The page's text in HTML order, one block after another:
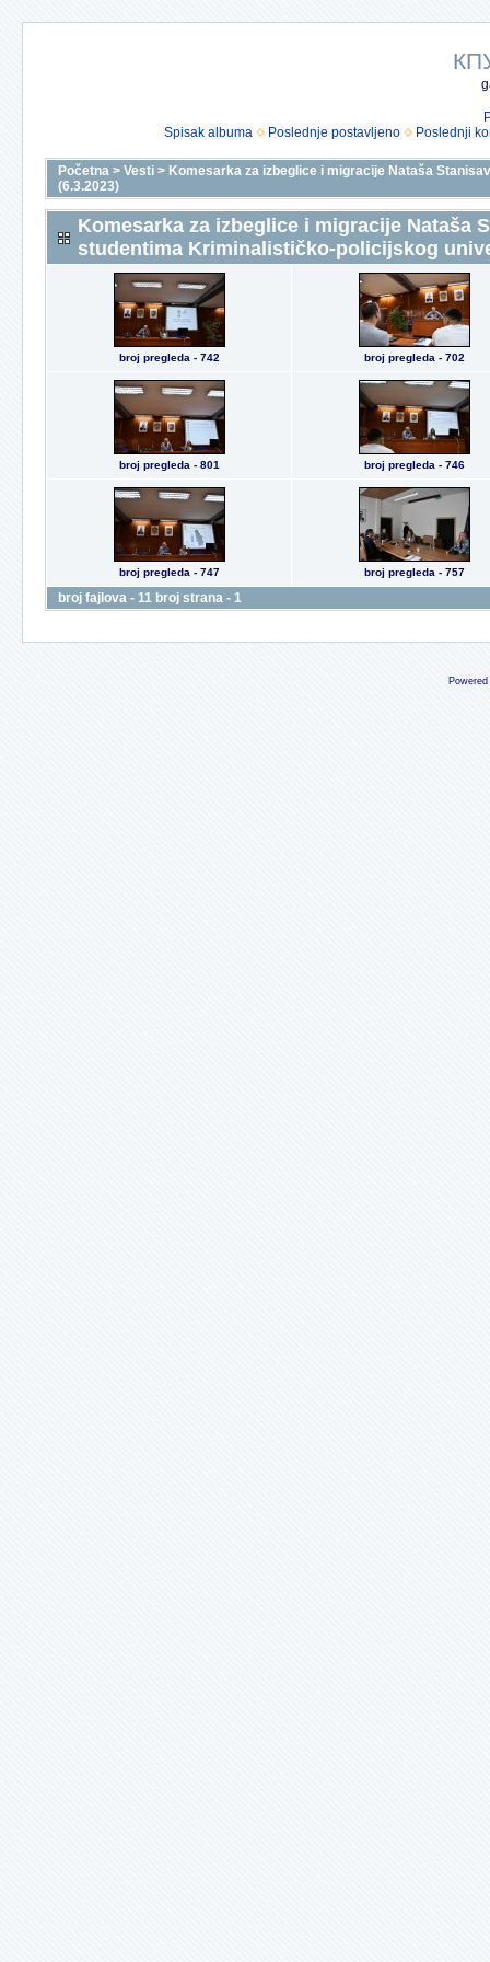
Spisak albuma
Poslednje postavljeno Poslednji
Početna > Vesti > Komesarka za izbeglice i migracije Nataša
(6.3.2023)
Komesarka za izbeglice i migracije Nataša
studentima Kriminalističko-policijskog
broj pregleda - 742 broj pregleda - 702
broj pregleda - 801 broj pregleda - 746
broj pregleda - 747 broj pregleda - 757
broj fajlova - 11 broj strana - 1